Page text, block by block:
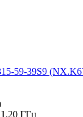
59-39S9
ГГц